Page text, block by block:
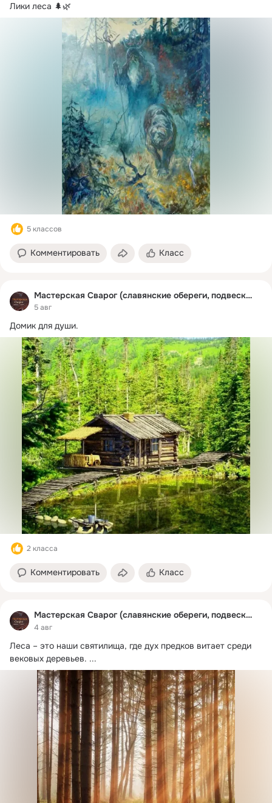
Лики леса 🌲🌿
5 классов
Комментировать Класс
Мастерская Сварог (славянские обереги, подвески)
5 авг
Домик для души.
2 класса
Комментировать Класс
Мастерская Сварог (славянские обереги, подвески)
4 авг
Леса – это наши святилища, где дух предков витает среди
вековых деревьев. ...